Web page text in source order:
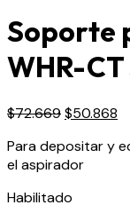
Soporte
WHR-CT
$72.669El
original
era:
$50.868
Para depositar y
el aspirador
Habilitado